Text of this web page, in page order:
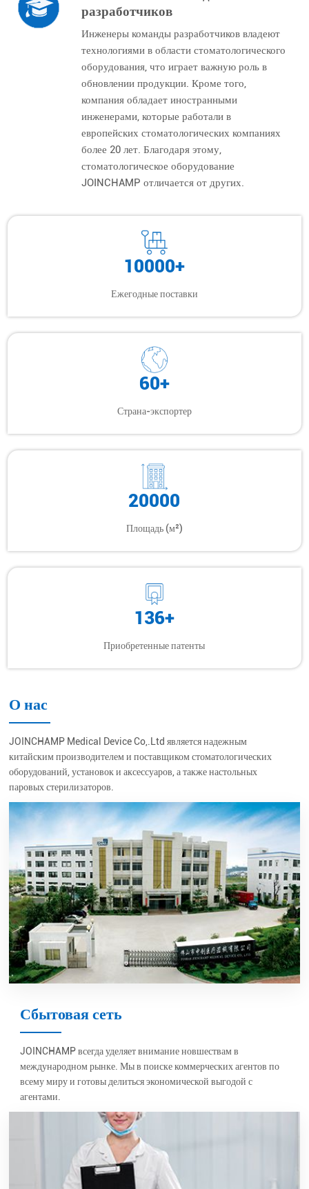
разработчиков
Инженеры команды разработчиков владеют
технологиями в области стоматологического
оборудования, что играет важную роль в
обновлении продукции. Кроме того,
компания обладает иностранными
инженерами, которые работали в
европейских стоматологических компаниях
более 20 лет. Благодаря этому,
стоматологическое оборудование
JOINCHAMP отличается от других.
10000+
Ежегодные поставки
60+
Страна-экспортер
20000
Площадь (м²)
136+
Приобретенные патенты
О нас
JOINCHAMP Medical Device Co,.Ltd является надежным
китайским производителем и поставщиком стоматологических
оборудований, установок и аксессуаров, а также настольных
паровых стерилизаторов.
Сбытовая сеть
JOINCHAMP всегда уделяет внимание новшествам в
международном рынке. Мы в поиске коммерческих агентов по
всему миру и готовы делиться экономической выгодой с
агентами.